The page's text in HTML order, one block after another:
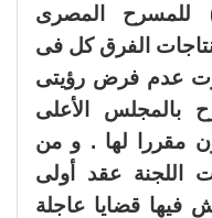
للمسرح المصرى
الفرق كل فى
عدم فرض رؤيتى
بالمجلس الأعلى
مقررا لها . و من
اللجنة عقد أولى
فيها قضايا عاجلة